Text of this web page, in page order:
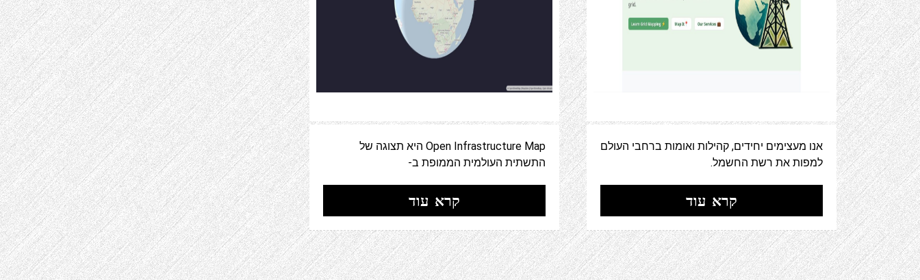
אנו מעצימים יחידים, קהילות ואומות ברחבי העולם
למפות את רשת החשמל.
קרא עוד
Open Infrastructure Map היא תצוגה של
התשתית העולמית הממופת ב-
קרא עוד